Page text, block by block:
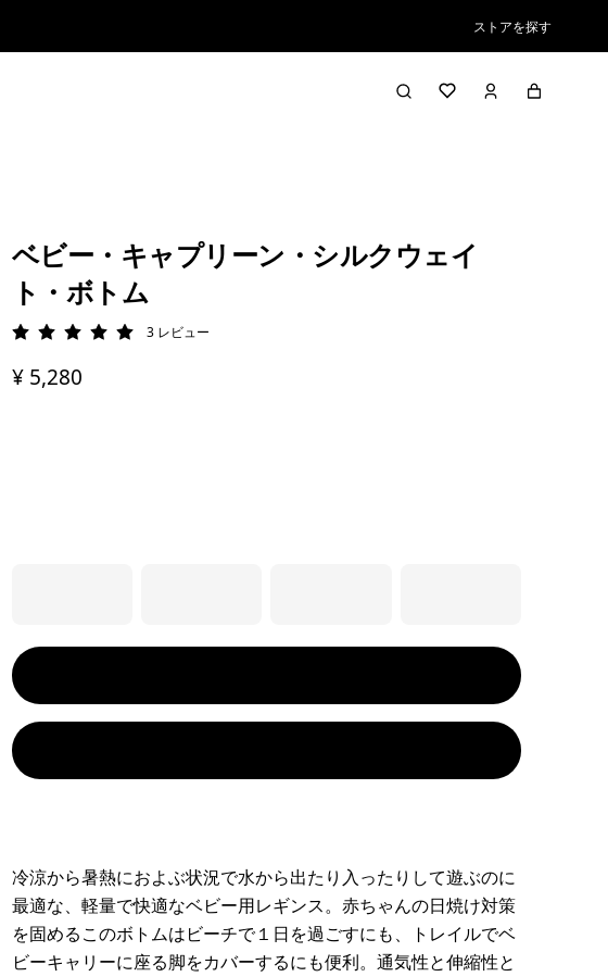
ストアを探す
ベビー・キャプリーン・シルクウェイ
ト・ボトム
評価: 5 / 5 3 レビュー
¥ 5,280
冷涼から暑熱におよぶ状況で水から出たり入ったりして遊ぶのに
最適な、軽量で快適なベビー用レギンス。赤ちゃんの日焼け対策
を固めるこのボトムはビーチで１日を過ごすにも、トレイルでベ
ビーキャリーに座る脚をカバーするにも便利。通気性と伸縮性と